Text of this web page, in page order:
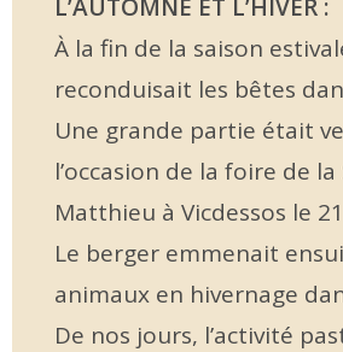
L’AUTOMNE ET L’HIVER :
À la fin de la saison
reconduisait les bêtes
Une grande partie était
l’occasion de la foire de
Matthieu à Vicdessos le
Le berger emmenait
animaux en hivernage
De nos jours, l’activité